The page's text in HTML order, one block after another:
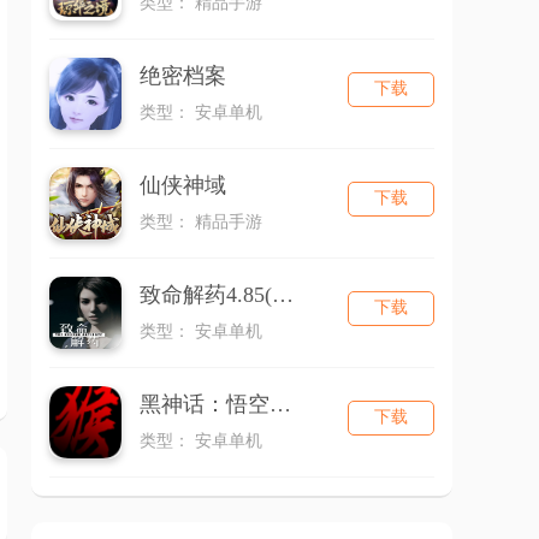
绝密档案
类型： 安卓单机
下载
仙侠神域
类型： 精品手游
下载
致命解药4.85(通用版)
类型： 安卓单机
下载
黑神话：悟空（同人版）
类型： 安卓单机
下载